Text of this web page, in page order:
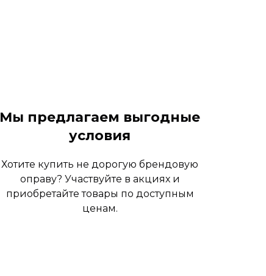
Мы предлагаем выгодные
условия
Хотите купить не дорогую брендовую
оправу? Участвуйте в акциях и
приобретайте товары по доступным
ценам.